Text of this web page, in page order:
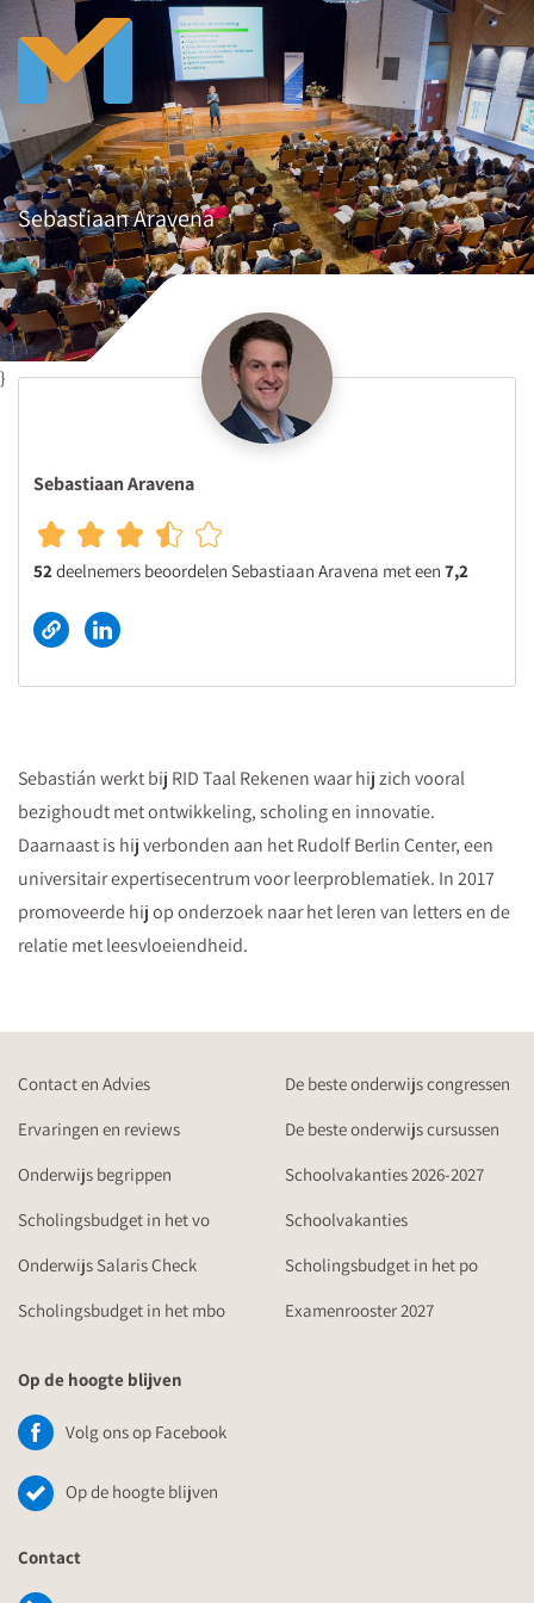
Sebastiaan Aravena
}
Sebastiaan Aravena
52deelnemers beoordelen Sebastiaan Aravena met een 7,2
Sebastián werkt bij RID Taal Rekenen waar hij zich vooral
bezighoudt met ontwikkeling, scholing en innovatie.
Daarnaast is hij verbonden aan het Rudolf Berlin Center, een
universitair expertisecentrum voor leerproblematiek. In 2017
promoveerde hij op onderzoek naar het leren van letters en de
relatie met leesvloeiendheid.
Contact en Advies
De beste onderwijs congressen
Ervaringen en reviews
De beste onderwijs cursussen
Onderwijs begrippen
Schoolvakanties 2026-2027
Scholingsbudget in het vo
Schoolvakanties
Onderwijs Salaris Check
Scholingsbudget in het po
Scholingsbudget in het mbo
Examenrooster 2027
Op de hoogte blijven
Volg ons op Facebook
Op de hoogte blijven
Contact